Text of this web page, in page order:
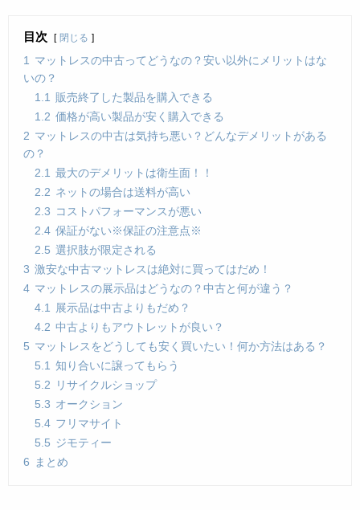
目次 閉じる
1
マットレスの中古ってどうなの？安い以外にメリットはな
いの？
1.1
販売終了した製品を購入できる
1.2 価格が高い製品が安く購入できる
2 マットレスの中古は気持ち悪い？どんなデメリットがある
の？
2.1
最大のデメリットは衛生面！！
2.2 ネットの場合は送料が高い
2.3
コストパフォーマンスが悪い
2.4 保証がない※保証の注意点※
2.5 選択肢が限定される
3 激安な中古マットレスは絶対に買ってはだめ！
4 マットレスの展示品はどうなの？中古と何が違う？
4.1
展示品は中古よりもだめ？
4.2 中古よりもアウトレットが良い？
5 マットレスをどうしても安く買いたい！何か方法はある？
5.1
知り合いに譲ってもらう
5.2
リサイクルショップ
5.3 オークション
5.4 フリマサイト
5.5 ジモティー
6
まとめ